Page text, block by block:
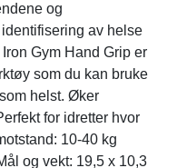
og
av helse
Gym Hand Grip er
som du kan bruke
helst. Øker
for idretter hvor
10-40 kg
og vekt: 19,5 x 10,3